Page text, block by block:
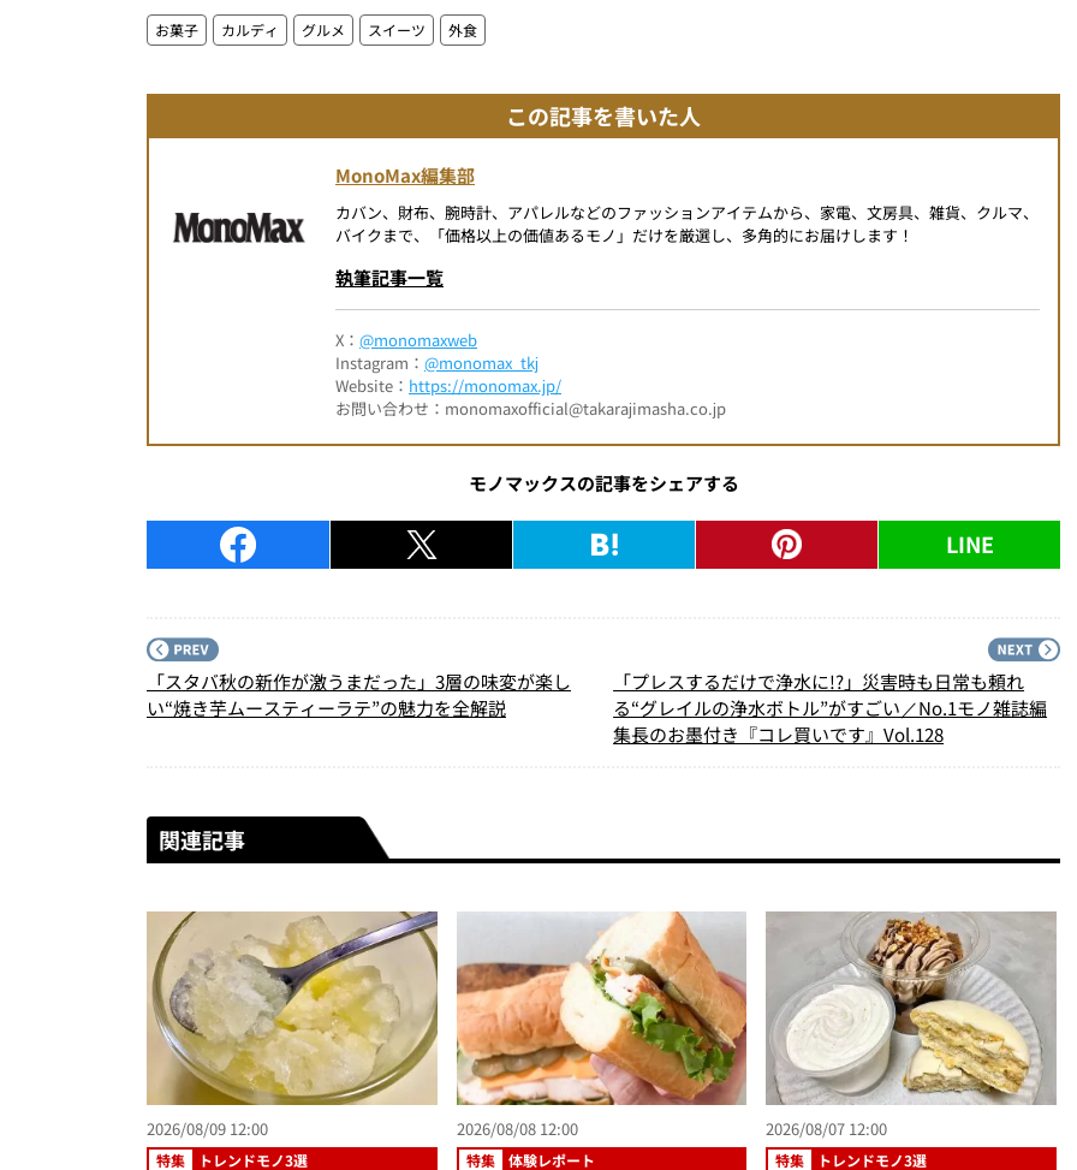
お菓子 カルディ グルメ スイーツ 外食
この記事を書いた人
MonoMax編集部
カバン、財布、腕時計、アパレルなどのファッションアイテムから、家電、文房具、雑貨、クルマ、
バイクまで、「価格以上の価値あるモノ」だけを厳選し、多角的にお届けします！
執筆記事一覧
X： @monomaxweb
Instagram： @monomax_tkj
Website： https://monomax.jp/
お問い合わせ：monomaxofficial@takarajimasha.co.jp
モノマックスの記事をシェアする
LINE
「スタバ秋の新作が激うまだった」3層の味変が楽し
い“焼き芋ムースティーラテ”の魅力を全解説
「プレスするだけで浄水に!?」災害時も日常も頼れ
る“グレイルの浄水ボトル”がすごい／No.1モノ雑誌編
集長のお墨付き『コレ買いです』Vol.128
関連記事
2026/08/09 12:00
特集 トレンドモノ3選
2026/08/08 12:00
特集 体験レポート
2026/08/07 12:00
特集 トレンドモノ3選